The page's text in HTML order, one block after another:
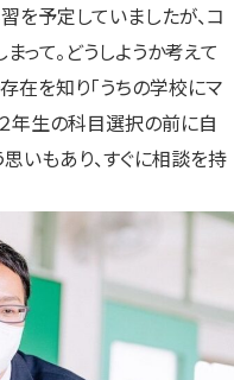
を予定していましたが、コ
って。どうしようか考えて
在を知り「うちの学校にマ
２年生の科目選択の前に自
いもあり、すぐに相談を持